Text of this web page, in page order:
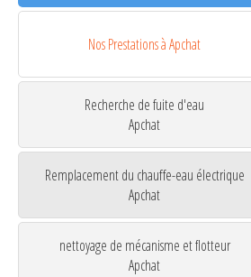
Nos Prestations à Apchat
Recherche de fuite d'eau
Apchat
Remplacement du chauffe-eau électrique
Apchat
nettoyage de mécanisme et flotteur
Apchat